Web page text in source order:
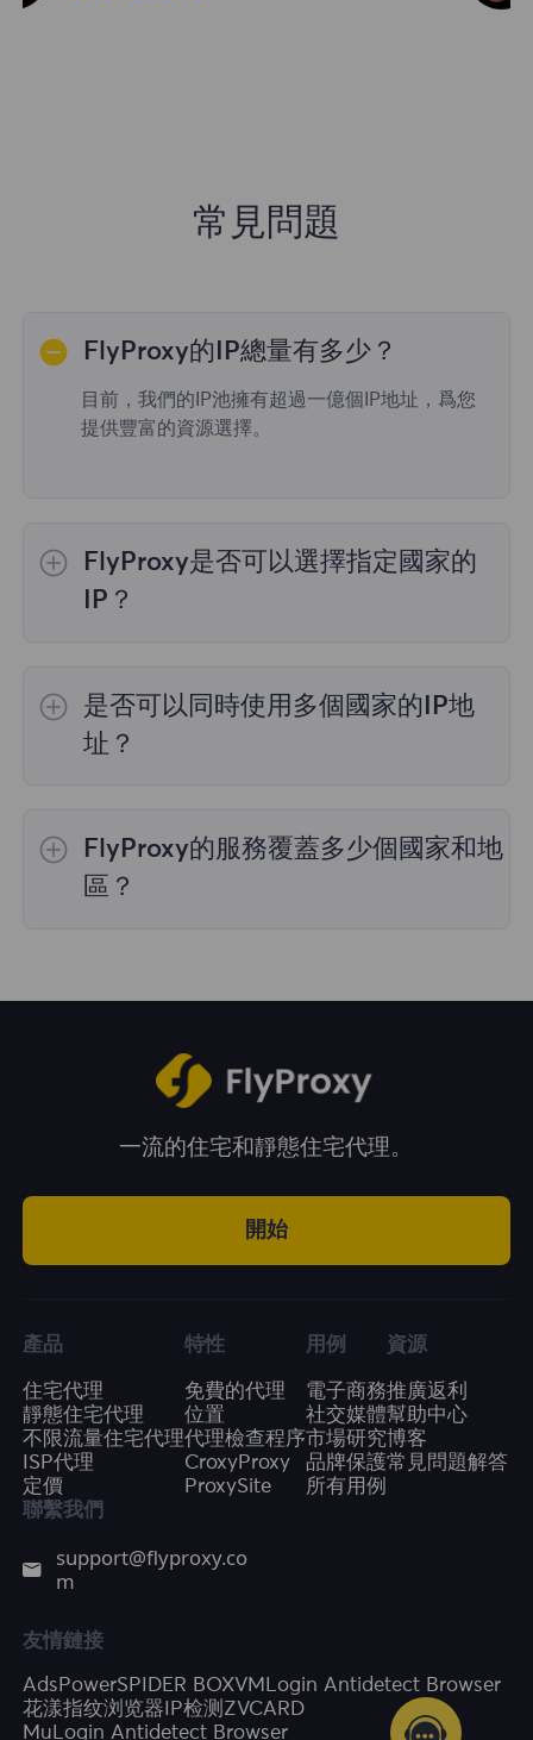
常見問題
FlyProxy的IP總量有多少？
目前，我們的IP池擁有超過一億個IP地址，爲您
提供豐富的資源選擇。
FlyProxy是否可以選擇指定國家的
IP？
的代理選擇； 靜態住宅代理提供36個國家的代
理，購買時您可以選擇所需的國家。
是否可以同時使用多個國家的IP地
址？
有用。您可以在管理面板中自由選擇和切換不同
國家的IP地址。
FlyProxy的服務覆蓋多少個國家和地
區？
一流的住宅和靜態住宅代理。
開始
產品
住宅代理
靜態住宅代理
不限流量住宅代理
ISP代理
定價
特性
免費的代理
位置
代理檢查程序
CroxyProxy
ProxySite
用例
電子商務
社交媒體
市場研究
品牌保護
所有用例
資源
推廣返利
幫助中心
博客
常見問題解答
聯繫我們
support@flyproxy.co
m
友情鏈接
AdsPowerSPIDER BOXVMLogin Antidetect Browser
花漾指纹浏览器 IP检测 ZVCARD
MuLogin Antidetect Browser